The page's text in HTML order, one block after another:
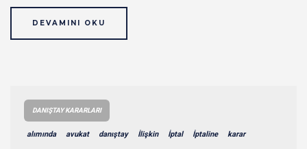
DEVAMINI OKU
DANIŞTAY KARARLARI
alımında avukat danıştay İlişkin İptal İptaline karar